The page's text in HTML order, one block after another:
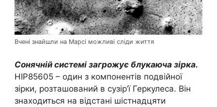
Вчені знайшли на Марсі можливі сліди життя
Сонячній системі загрожує блукаюча зірка.
HIP85605 – один з компонентів подвійної
зірки, розташований в сузір’ї Геркулеса. Він
знаходиться на відстані шістнадцяти